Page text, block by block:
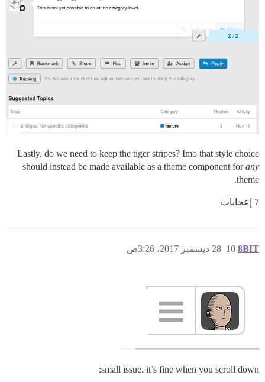
Lastly, do we need to keep the tiger stripes? Imo that style choice
should instead be made available as a theme component forany
theme.
7 إعجابات
8BIT 28 ديسمبر 2017، 3:26ص 10
small issue. it’s fine when you scroll down: